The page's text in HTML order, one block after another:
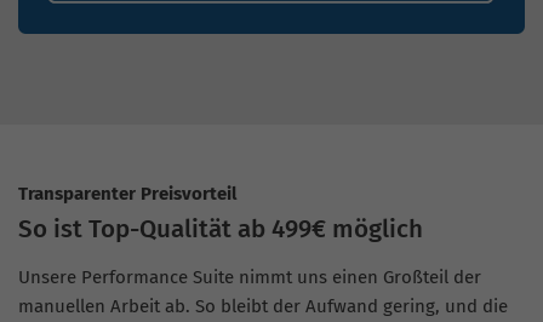
Transparenter Preisvorteil
So ist Top-Qualität ab 499€ möglich
Unsere Performance Suite nimmt uns einen Großteil der
manuellen Arbeit ab. So bleibt der Aufwand gering, und die